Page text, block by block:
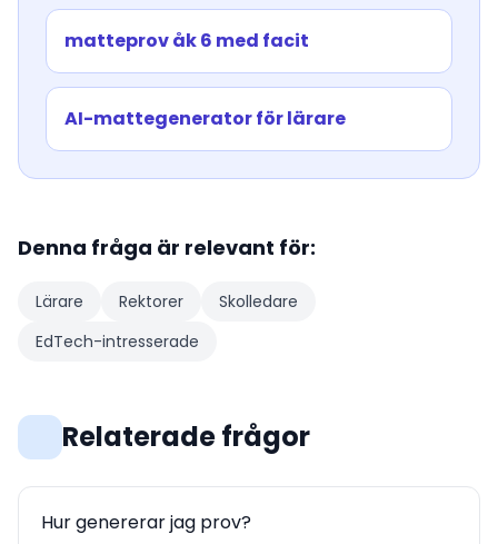
matteprov åk 6 med facit
AI-mattegenerator för lärare
Denna fråga är relevant för:
Lärare Rektorer
Skolledare
EdTech-intresserade
Relaterade frågor
Hur genererar jag prov?